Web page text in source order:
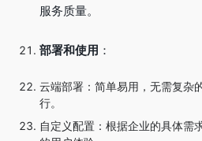
服务质量。
部署和使用 ：
云端部署：简单易用，无需复杂
行。
自定义配置：根据企业的具体需